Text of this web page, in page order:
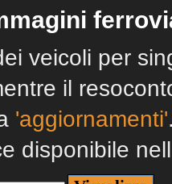
veicoli per
il
'aggiornamenti'
disponibile